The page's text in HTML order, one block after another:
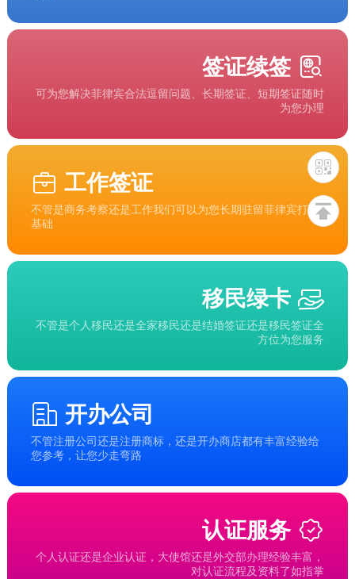
签证续签
可为您解决菲律宾合法逗留问题、长期签证、短期签证随时
为您办理
工作签证
不管是商务考察还是工作我们可以为您长期驻留菲律宾打下
基础
移民绿卡
不管是个人移民还是全家移民还是结婚签证还是移民签证全
方位为您服务
开办公司
不管注册公司还是注册商标，还是开办商店都有丰富经验给
您参考，让您少走弯路
认证服务
个人认证还是企业认证，大使馆还是外交部办理经验丰富，
对认证流程及资料了如指掌